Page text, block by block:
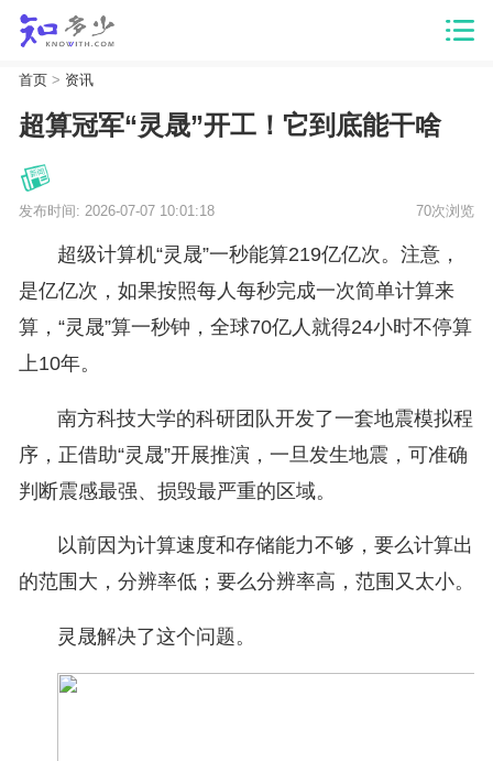
首页> 资讯
超算冠军“灵晟”开工！它到底能干啥
发布时间: 2026-07-07 10:01:18 70次浏览
超级计算机“灵晟”一秒能算219亿亿次。注意，
是亿亿次，如果按照每人每秒完成一次简单计算来
算，“灵晟”算一秒钟，全球70亿人就得24小时不停算
上10年。
南方科技大学的科研团队开发了一套地震模拟程
序，正借助“灵晟”开展推演，一旦发生地震，可准确
判断震感最强、损毁最严重的区域。
以前因为计算速度和存储能力不够，要么计算出
的范围大，分辨率低；要么分辨率高，范围又太小。
灵晟解决了这个问题。